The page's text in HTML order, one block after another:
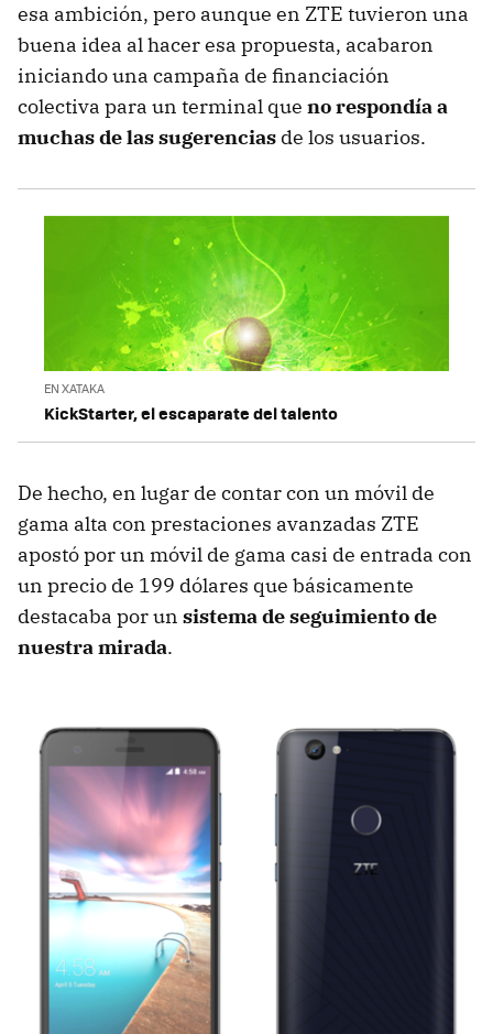
esa ambición, pero aunque en ZTE tuvieron una
buena idea al hacer esa propuesta, acabaron
iniciando una campaña de financiación
colectiva para un terminal que no respondía a
muchas de las sugerencias de los usuarios.
EN XATAKA
KickStarter, el escaparate del talento
De hecho, en lugar de contar con un móvil de
gama alta con prestaciones avanzadas ZTE
apostó por un móvil de gama casi de entrada con
un precio de 199 dólares que básicamente
destacaba por un sistema de seguimiento de
nuestra mirada.